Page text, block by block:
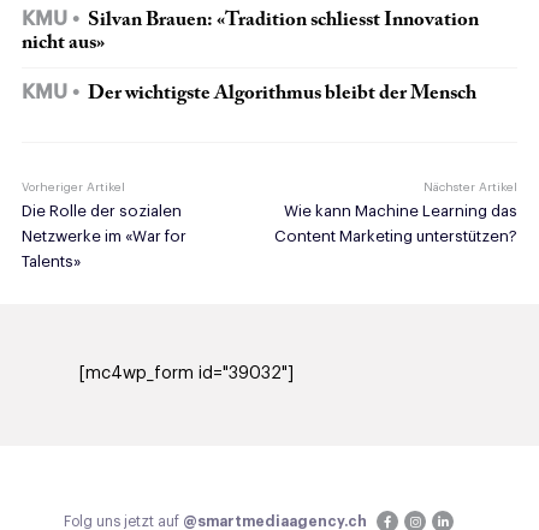
KMU
Silvan Brauen: «Tradition schliesst Innovation
nicht aus»
KMU Der wichtigste Algorithmus bleibt der Mensch
Vorheriger Artikel
Die Rolle der sozialen
Netzwerke im «War for
Talents»
Nächster Artikel
Wie kann Machine Learning das
Content Marketing unterstützen?
[mc4wp_form id="39032"]
Folg uns jetzt auf @smartmediaagency.ch